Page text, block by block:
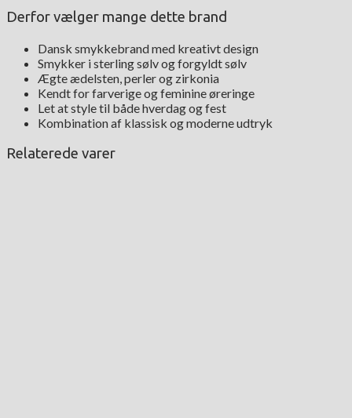
Derfor vælger mange dette brand
Dansk smykkebrand med kreativt design
Smykker i sterling sølv og forgyldt sølv
Ægte ædelsten, perler og zirkonia
Kendt for farverige og feminine øreringe
Let at style til både hverdag og fest
Kombination af klassisk og moderne udtryk
Relaterede varer